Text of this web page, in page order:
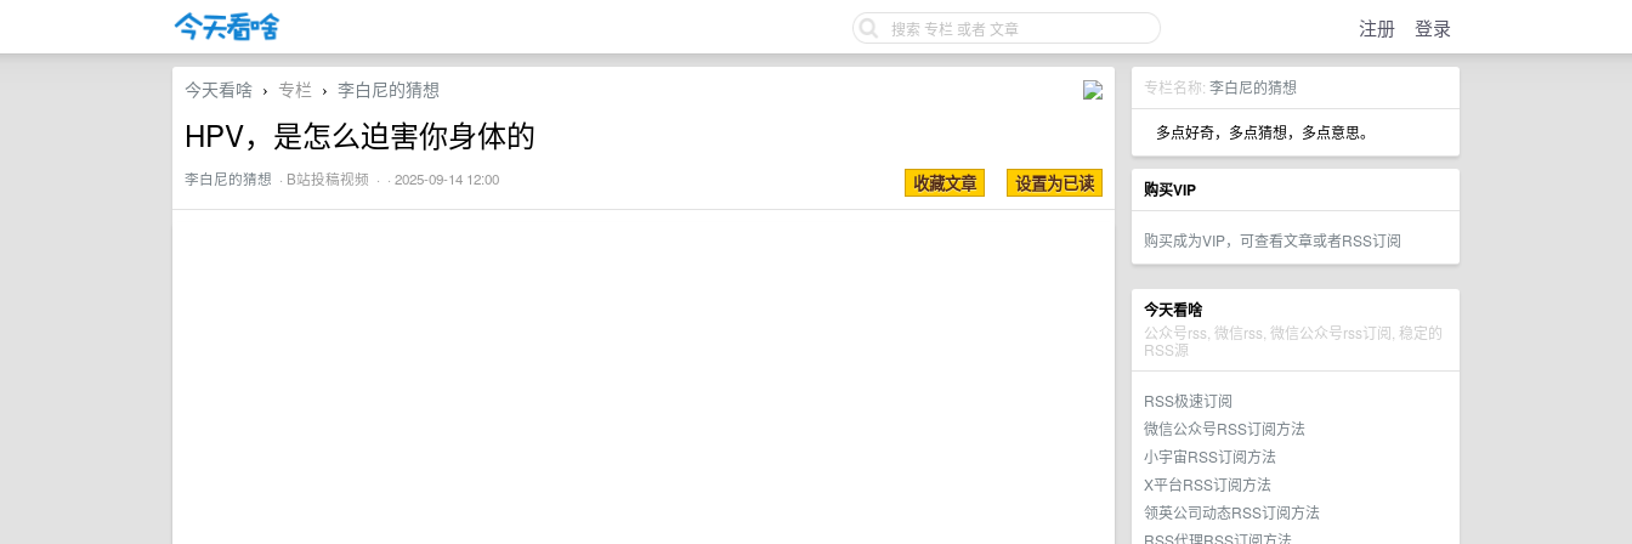
注册 登录
专栏名称: 李白尼的猜想
多点好奇，多点猜想，多点意思。
购买VIP
购买成为VIP，可查看文章或者RSS订阅
今天看啥
公众号rss, 微信rss, 微信公众号rss订阅, 稳定的
RSS源
RSS极速订阅
微信公众号RSS订阅方法
小宇宙RSS订阅方法
X平台RSS订阅方法
领英公司动态RSS订阅方法
RSS代理RSS订阅方法
今天看啥 › 专栏 › 李白尼的猜想
HPV，是怎么迫害你身体的
李白尼的猜想 · B站投稿视频 · · 2025-09-14 12:00